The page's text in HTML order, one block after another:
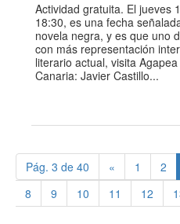
Actividad gratuita. El jueves
18:30, es una fecha
novela negra, y es que uno
con más representación
literario actual, visita
Canaria: Javier Castillo...
Pág. 3 de 40 « 1 2
8
9 10 11 12